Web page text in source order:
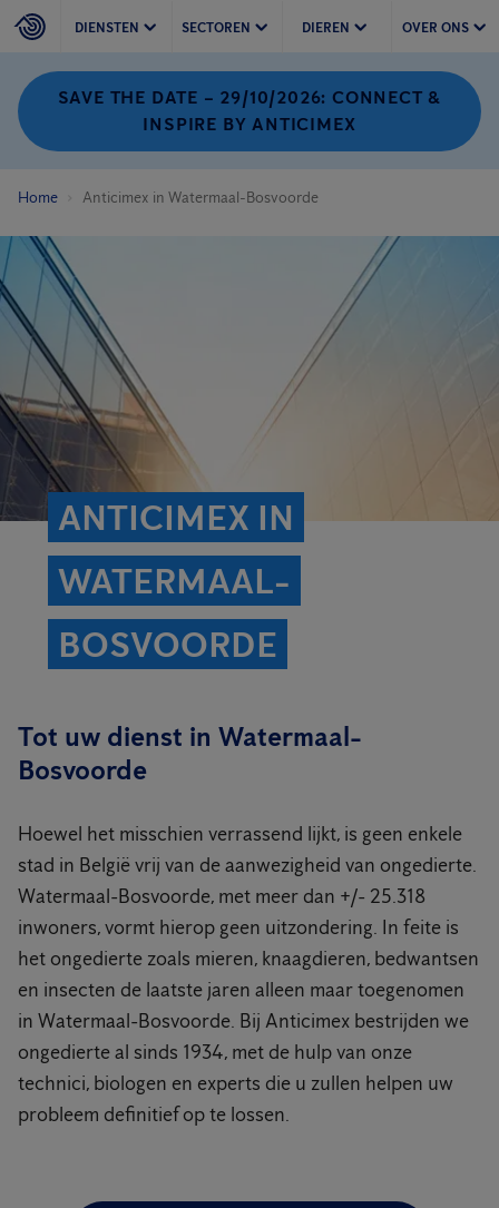
DIENSTEN SECTOREN DIEREN OVER ONS
SAVE THE DATE – 29/10/2026: CONNECT &
INSPIRE BY ANTICIMEX
Home Anticimex in Watermaal-Bosvoorde
ANTICIMEX IN
WATERMAAL-
BOSVOORDE
Tot uw dienst in Watermaal-
Bosvoorde
Hoewel het misschien verrassend lijkt, is geen enkele
stad in België vrij van de aanwezigheid van ongedierte.
Watermaal-Bosvoorde, met meer dan +/- 25.318
inwoners, vormt hierop geen uitzondering. In feite is
het ongedierte zoals mieren, knaagdieren, bedwantsen
en insecten de laatste jaren alleen maar toegenomen
in Watermaal-Bosvoorde. Bij Anticimex bestrijden we
ongedierte al sinds 1934, met de hulp van onze
technici, biologen en experts die u zullen helpen uw
probleem definitief op te lossen.